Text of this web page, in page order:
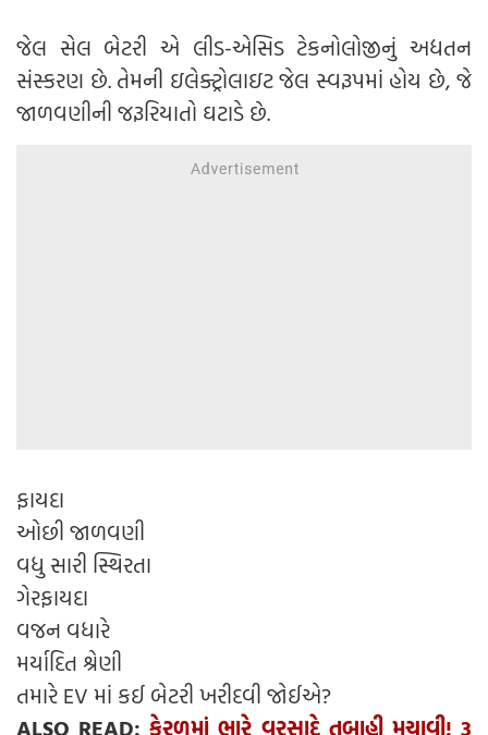
જેલ સેલ બેટરી એ લીડ-એસિડ ટેકનોલોજીનું અદ્યતન
સંસ્કરણ છે. તેમની ઇલેક્ટ્રોલાઇટ જેલ સ્વરૂપમાં હોય છે, જે
જાળવણીની જરૂરિયાતો ઘટાડે છે.
ફાયદા
ઓછી જાળવણી
વધુ સારી સ્થિરતા
ગેરફાયદા
વજન વધારે
મર્યાદિત શ્રેણી
તમારે EV માં કઈ બેટરી ખરીદવી જોઈએ?
ALSO READ:કેરળમાં ભારે વરસાદે તબાહી મચાવી! 3